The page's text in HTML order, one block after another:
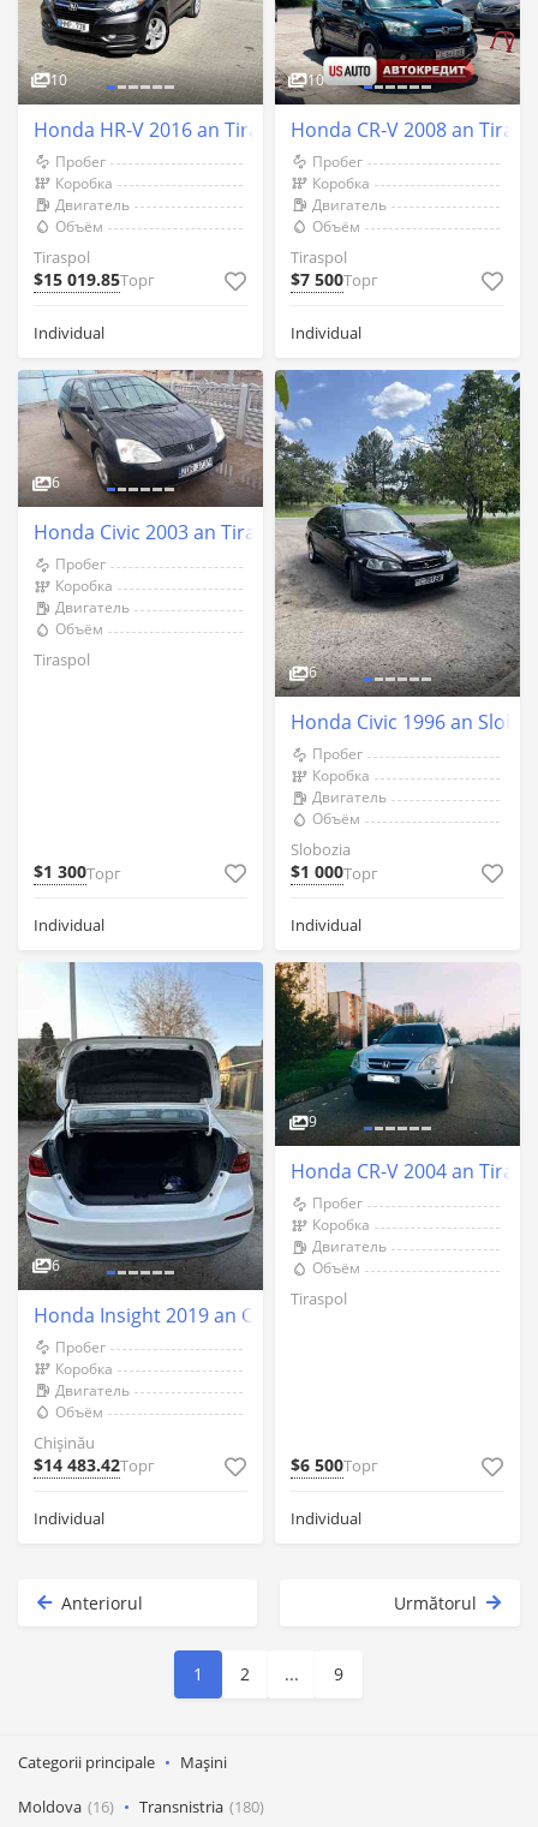
10
Honda HR-V 2016 an Tiraspol
Пробег
Коробка
Двигатель
Объём
Tiraspol
$15 019.85Торг
Individual
10
Honda CR-V 2008 an
Пробег
Коробка
Двигатель
Объём
Tiraspol
$7 500Торг
Individual
6
Honda Civic 2003 an Tiraspol
Пробег
Коробка
Двигатель
Объём
Tiraspol
$1 300Торг
Individual
6
Honda Civic 1996 an
Пробег
Коробка
Двигатель
Объём
Slobozia
$1 000Торг
Individual
6
Honda Insight 2019 an Chişinău
Пробег
Коробка
Двигатель
Объём
Chişinău
$14 483.42Торг
Individual
9
Honda CR-V 2004 an
Пробег
Коробка
Двигатель
Объём
Tiraspol
$6 500Торг
Individual
Anteriorul Următorul
1 2 ... 9
Categorii principale Mașini
Moldova (16) Transnistria (180)